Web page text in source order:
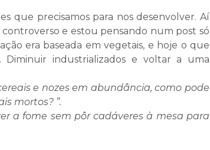
que precisamos para nos desenvolver. Aí
controverso e estou pensando num post só
era baseada em vegetais, e hoje o que
Diminuir industrializados e voltar a uma
e nozes em abundância, como pode
mortos? ”.
a fome sem pôr cadáveres à mesa para